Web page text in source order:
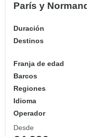
París y
Duración
Destinos
Franja de edad
Barcos
Regiones
Idioma
Operador
Desde